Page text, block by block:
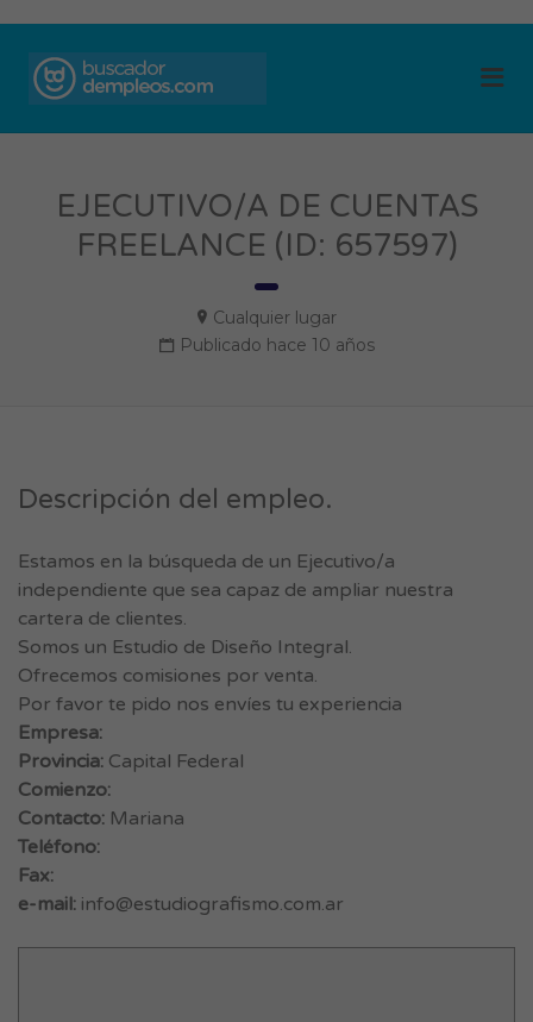
EJECUTIVO/A DE CUENTAS
FREELANCE (ID: 657597)
Cualquier lugar
Publicado hace 10 años
Descripción del empleo.
Estamos en la búsqueda de un Ejecutivo/a
independiente que sea capaz de ampliar nuestra
cartera de clientes.
Somos un Estudio de Diseño Integral.
Ofrecemos comisiones por venta.
Por favor te pido nos envíes tu experiencia
Empresa:
Provincia: Capital Federal
Comienzo:
Contacto: Mariana
Teléfono:
Fax:
e-mail: info@estudiografismo.com.ar